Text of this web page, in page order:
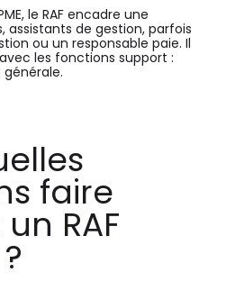
le RAF encadre une
assistants de gestion, parfois
ou un responsable paie. Il
les fonctions support :
générale.
faire
RAF